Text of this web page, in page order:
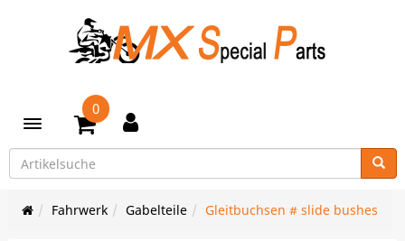
Toggle navigation
0
Fahrwerk Gabelteile Gleitbuchsen # slide bushes